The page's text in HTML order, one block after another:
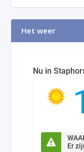
Het weer